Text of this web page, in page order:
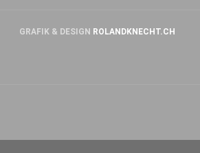
GRAFIK & DESIGN ROLANDKNECHT.CH